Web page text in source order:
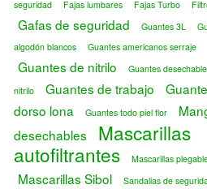
seguridad
Fajas lumbares Fajas Turbo
Gafas de seguridad Guantes 3L
algodón blancos
Guantes americanos serraje
Guantes de nitrilo
Guantes
nitrilo
Guantes de trabajo
dorso lona
Guantes todo piel flor
desechables
Mascarillas
autofiltrantes
Mascarillas
Mascarillas Sibol
Sandalias de